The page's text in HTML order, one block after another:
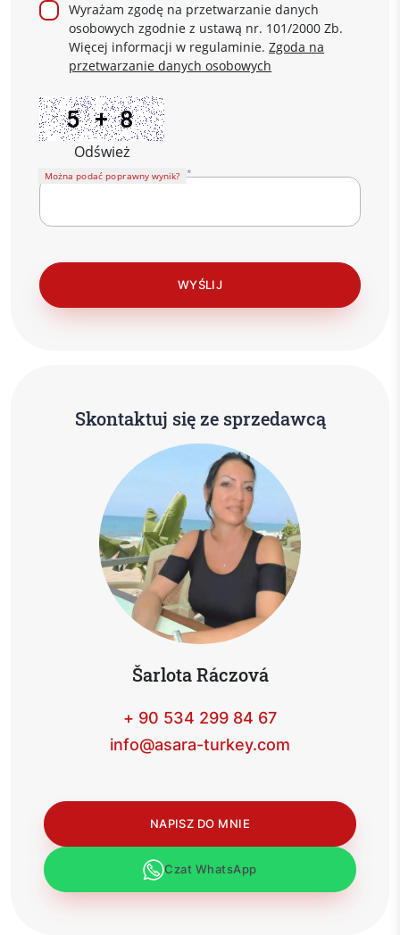
Wyrażam zgodę na przetwarzanie danych
osobowych zgodnie z ustawą nr. 101/2000 Zb.
Więcej informacji w regulaminie.Zgoda na
przetwarzanie danych osobowych
Odśwież
Można podać poprawny wynik?
Skontaktuj się ze sprzedawcą
Šarlota Ráczová
+ 90 534 299 84 67
info@asara-turkey.com
NAPISZ DO MNIE
Czat WhatsApp